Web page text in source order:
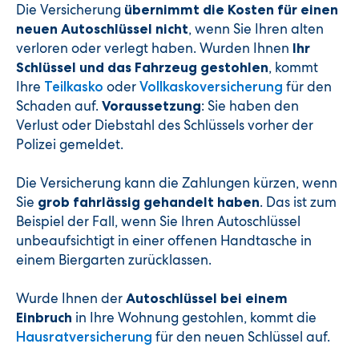
Die Versicherung übernimmt die Kosten für einen
neuen Autoschlüssel nicht, wenn Sie Ihren alten
verloren oder verlegt haben. Wurden Ihnen Ihr
Schlüssel und das Fahrzeug gestohlen, kommt
Ihre Teilkasko oder Vollkaskoversicherung für den
Schaden auf. Voraussetzung: Sie haben den
Verlust oder Diebstahl des Schlüssels vorher der
Polizei gemeldet.
Die Versicherung kann die Zahlungen kürzen, wenn
Sie grob fahrlässig gehandelt haben. Das ist zum
Beispiel der Fall, wenn Sie Ihren Autoschlüssel
unbeaufsichtigt in einer offenen Handtasche in
einem Biergarten zurücklassen.
Wurde Ihnen der Autoschlüssel bei einem
Einbruch in Ihre Wohnung gestohlen, kommt die
Hausratversicherung für den neuen Schlüssel auf.